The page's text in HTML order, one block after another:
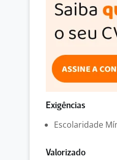
Exigências
Escolaridade
Valorizado